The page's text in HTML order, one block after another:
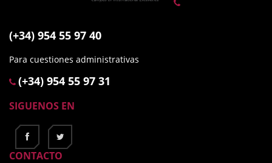
(+34) 954 55 97 40
Para cuestiones administrativas
(+34) 954 55 97 31
SIGUENOS EN
CONTACTO